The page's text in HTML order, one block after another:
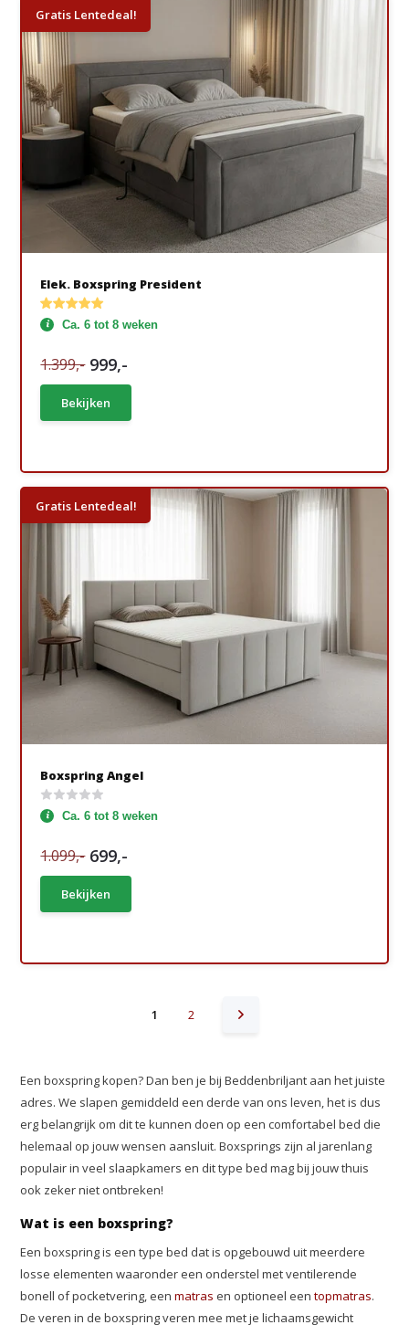
Gratis Lentedeal!
Elek. Boxspring President
Ca. 6 tot 8 weken
1.399,- 999,-
Bekijken
Gratis Lentedeal!
Boxspring Angel
Ca. 6 tot 8 weken
1.099,- 699,-
Bekijken
1 2
Een boxspring kopen? Dan ben je bij Beddenbriljant aan het juiste
adres. We slapen gemiddeld een derde van ons leven, het is dus
erg belangrijk om dit te kunnen doen op een comfortabel bed die
helemaal op jouw wensen aansluit. Boxsprings zijn al jarenlang
populair in veel slaapkamers en dit type bed mag bij jouw thuis
ook zeker niet ontbreken!
Wat is een boxspring?
Een boxspring is een type bed dat is opgebouwd uit meerdere
losse elementen waaronder een onderstel met ventilerende
bonell of pocketvering, eenmatras en optioneel eentopmatras.
De veren in de boxspring veren mee met je lichaamsgewicht